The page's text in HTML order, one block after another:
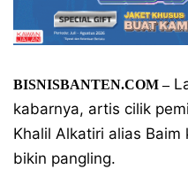
BISNISBANTEN.COM –
kabarnya, artis cilik
Khalil Alkatiri alias
bikin pangling.